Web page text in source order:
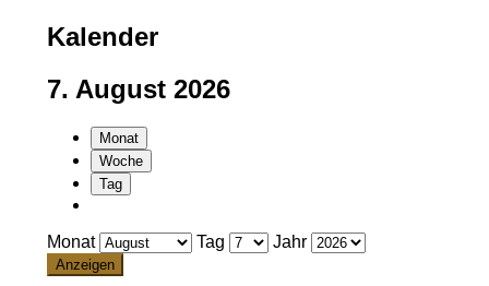
Kalender
7. August 2026
Monat
Woche
Tag
Monat Tag Jahr